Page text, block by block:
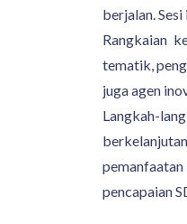
berjalan.
Rangkaian
tematik,
juga agen
Langkah-
pencapaian